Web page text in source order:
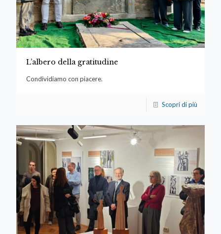
L’albero della gratitudine
Condividiamo con piacere.
Scopri di più